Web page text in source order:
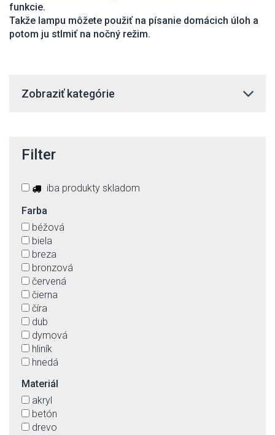
funkcie.
Takže lampu môžete použiť na písanie domácich úloh a
potom ju stlmiť na nočný režim.
Zobraziť kategórie
Filter
iba produkty skladom
Farba
béžová
biela
breza
bronzová
červená
čierna
číra
dub
dymová
hliník
hnedá
krémová
ľan
matná
matná bílá
Materiál
akryl
betón
drevo